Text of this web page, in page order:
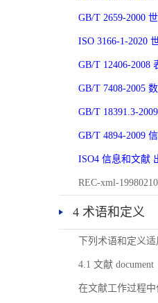
GB/T 2659-2000
ISO 3166-1-2020
GB/T 12406-2008
GB/T 7408-2005
GB/T 18391.3-
GB/T 4894-2009
ISO4 信息和文献
REC-xml-
4 术语和定义
下列术语和定义
4.1 文献 document
在文献工作过程